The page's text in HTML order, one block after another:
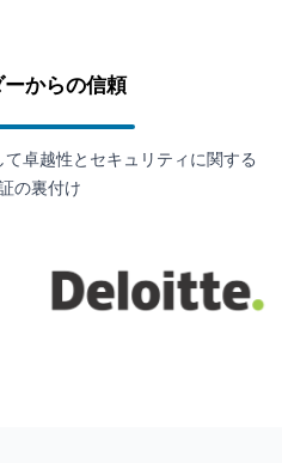
。からの信頼
卓越性とセキュリティに関する
の裏付け